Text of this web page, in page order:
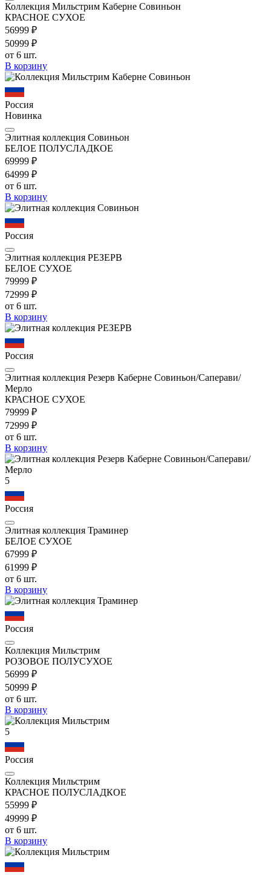
Коллекция Мильстрим Каберне Совиньон
КРАСНОЕ СУХОЕ
56999 ₽
50999 ₽
от 6 шт.
В корзину
Россия
Новинка
Элитная коллекция Совиньон
БЕЛОЕ ПОЛУСЛАДКОЕ
69999 ₽
64999 ₽
от 6 шт.
В корзину
Россия
Элитная коллекция РЕЗЕРВ
БЕЛОЕ СУХОЕ
79999 ₽
72999 ₽
от 6 шт.
В корзину
Россия
Элитная коллекция Резерв Каберне Совиньон/Саперави/
Мерло
КРАСНОЕ СУХОЕ
79999 ₽
72999 ₽
от 6 шт.
В корзину
5
Россия
Элитная коллекция Траминер
БЕЛОЕ СУХОЕ
67999 ₽
61999 ₽
от 6 шт.
В корзину
Россия
Коллекция Мильстрим
РОЗОВОЕ ПОЛУСУХОЕ
56999 ₽
50999 ₽
от 6 шт.
В корзину
5
Россия
Коллекция Мильстрим
КРАСНОЕ ПОЛУСЛАДКОЕ
55999 ₽
49999 ₽
от 6 шт.
В корзину